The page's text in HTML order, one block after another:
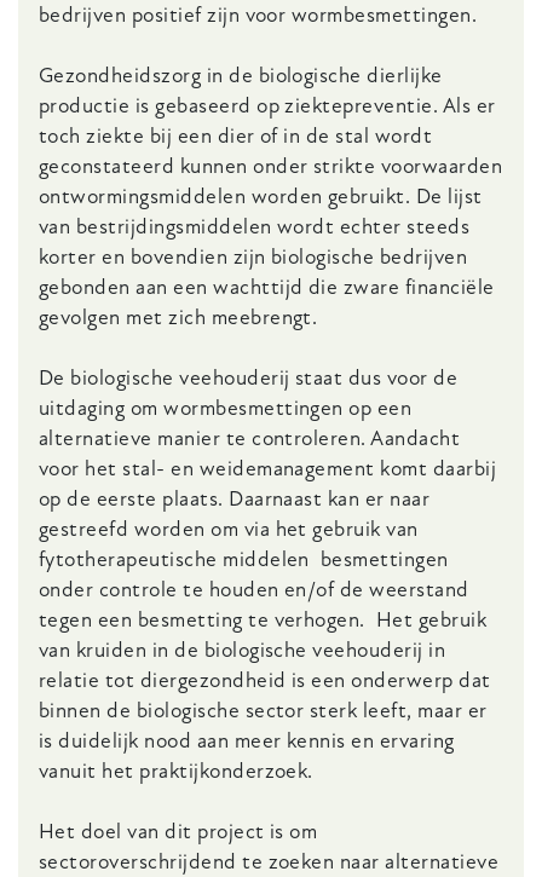
bedrijven positief zijn voor wormbesmettingen.
Gezondheidszorg in de biologische dierlijke
productie is gebaseerd op ziektepreventie. Als er
toch ziekte bij een dier of in de stal wordt
geconstateerd kunnen onder strikte voorwaarden
ontwormingsmiddelen worden gebruikt. De lijst
van bestrijdingsmiddelen wordt echter steeds
korter en bovendien zijn biologische bedrijven
gebonden aan een wachttijd die zware financiële
gevolgen met zich meebrengt.
De biologische veehouderij staat dus voor de
uitdaging om wormbesmettingen op een
alternatieve manier te controleren. Aandacht
voor het stal- en weidemanagement komt daarbij
op de eerste plaats. Daarnaast kan er naar
gestreefd worden om via het gebruik van
fytotherapeutische middelen besmettingen
onder controle te houden en/of de weerstand
tegen een besmetting te verhogen. Het gebruik
van kruiden in de biologische veehouderij in
relatie tot diergezondheid is een onderwerp dat
binnen de biologische sector sterk leeft, maar er
is duidelijk nood aan meer kennis en ervaring
vanuit het praktijkonderzoek.
Het doel van dit project is om
sectoroverschrijdend te zoeken naar alternatieve